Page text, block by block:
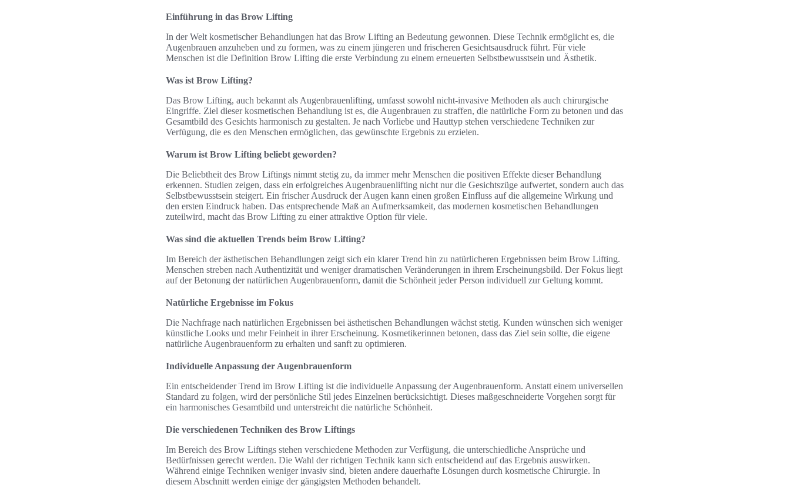
Einführung in das Brow Lifting
In der Welt kosmetischer Behandlungen hat das Brow Lifting an Bedeutung gewonnen. Diese Technik ermöglicht es, die
Augenbrauen anzuheben und zu formen, was zu einem jüngeren und frischeren Gesichtsausdruck führt. Für viele
Menschen ist die Definition Brow Lifting die erste Verbindung zu einem erneuerten Selbstbewusstsein und Ästhetik.
Was ist Brow Lifting?
Das Brow Lifting, auch bekannt als Augenbrauenlifting, umfasst sowohl nicht-invasive Methoden als auch chirurgische
Eingriffe. Ziel dieser kosmetischen Behandlung ist es, die Augenbrauen zu straffen, die natürliche Form zu betonen und das
Gesamtbild des Gesichts harmonisch zu gestalten. Je nach Vorliebe und Hauttyp stehen verschiedene Techniken zur
Verfügung, die es den Menschen ermöglichen, das gewünschte Ergebnis zu erzielen.
Warum ist Brow Lifting beliebt geworden?
Die Beliebtheit des Brow Liftings nimmt stetig zu, da immer mehr Menschen die positiven Effekte dieser Behandlung
erkennen. Studien zeigen, dass ein erfolgreiches Augenbrauenlifting nicht nur die Gesichtszüge aufwertet, sondern auch das
Selbstbewusstsein steigert. Ein frischer Ausdruck der Augen kann einen großen Einfluss auf die allgemeine Wirkung und
den ersten Eindruck haben. Das entsprechende Maß an Aufmerksamkeit, das modernen kosmetischen Behandlungen
zuteilwird, macht das Brow Lifting zu einer attraktive Option für viele.
Was sind die aktuellen Trends beim Brow Lifting?
Im Bereich der ästhetischen Behandlungen zeigt sich ein klarer Trend hin zu natürlicheren Ergebnissen beim Brow Lifting.
Menschen streben nach Authentizität und weniger dramatischen Veränderungen in ihrem Erscheinungsbild. Der Fokus liegt
auf der Betonung der natürlichen Augenbrauenform, damit die Schönheit jeder Person individuell zur Geltung kommt.
Natürliche Ergebnisse im Fokus
Die Nachfrage nach natürlichen Ergebnissen bei ästhetischen Behandlungen wächst stetig. Kunden wünschen sich weniger
künstliche Looks und mehr Feinheit in ihrer Erscheinung. Kosmetikerinnen betonen, dass das Ziel sein sollte, die eigene
natürliche Augenbrauenform zu erhalten und sanft zu optimieren.
Individuelle Anpassung der Augenbrauenform
Ein entscheidender Trend im Brow Lifting ist die individuelle Anpassung der Augenbrauenform. Anstatt einem universellen
Standard zu folgen, wird der persönliche Stil jedes Einzelnen berücksichtigt. Dieses maßgeschneiderte Vorgehen sorgt für
ein harmonisches Gesamtbild und unterstreicht die natürliche Schönheit.
Die verschiedenen Techniken des Brow Liftings
Im Bereich des Brow Liftings stehen verschiedene Methoden zur Verfügung, die unterschiedliche Ansprüche und
Bedürfnissen gerecht werden. Die Wahl der richtigen Technik kann sich entscheidend auf das Ergebnis auswirken.
Während einige Techniken weniger invasiv sind, bieten andere dauerhafte Lösungen durch kosmetische Chirurgie. In
diesem Abschnitt werden einige der gängigsten Methoden behandelt.